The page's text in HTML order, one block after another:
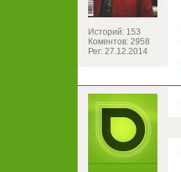
Историй: 153
Коментов: 2958
Рег: 27.12.2014